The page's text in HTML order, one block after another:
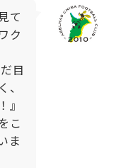
て
ク
目
』
こ
ま